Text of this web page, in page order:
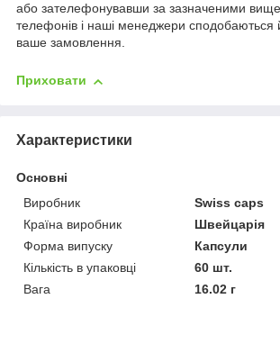
або зателефонувавши за зазначеними
телефонів і наші менеджери
ваше замовлення.
Приховати
Характеристики
Основні
Виробник
Swiss caps
Країна виробник
Швейцарія
Форма випуску
Капсули
Кількість в упаковці
60 шт.
Вага
16.02 г